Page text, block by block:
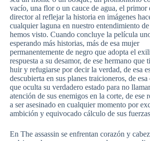
vacío, una floro un cauce de agua, el primor
director al reflejarla historia en imágenes
cualquier laguna en nuestro entendimiento
hemos visto. Cuando concluye la película
esperando más historias, más de esa mujer
permanentemente de negro que adopta el
respuesta a su desamor, de ese hermano que
huiry refugiarse por decirla verdad, de esa
descubierta en sus planes traicioneros, de esa
que oculta su verdadero estado para no llamar
atención de sus enemigos en la corte, de ese
a ser asesinado en cualquier momento por
ambición y equivocado cálculo de sus fuerzas
En The assassin se enfrentan corazón y